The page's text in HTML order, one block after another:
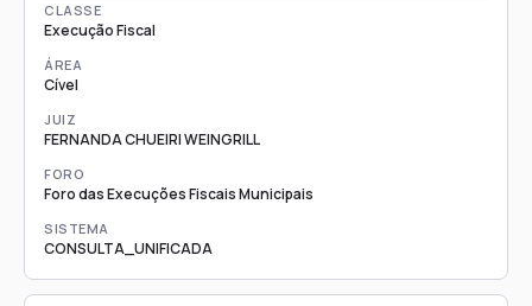
CLASSE
Execução Fiscal
ÁREA
Cível
JUIZ
FERNANDA CHUEIRI WEINGRILL
FORO
Foro das Execuções Fiscais Municipais
SISTEMA
CONSULTA_UNIFICADA